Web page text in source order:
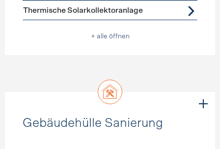
Förderprogramme Warmwasser
Thermische Solarkollektoranlage
+ alle öffnen
Gebäudehülle Sanierung